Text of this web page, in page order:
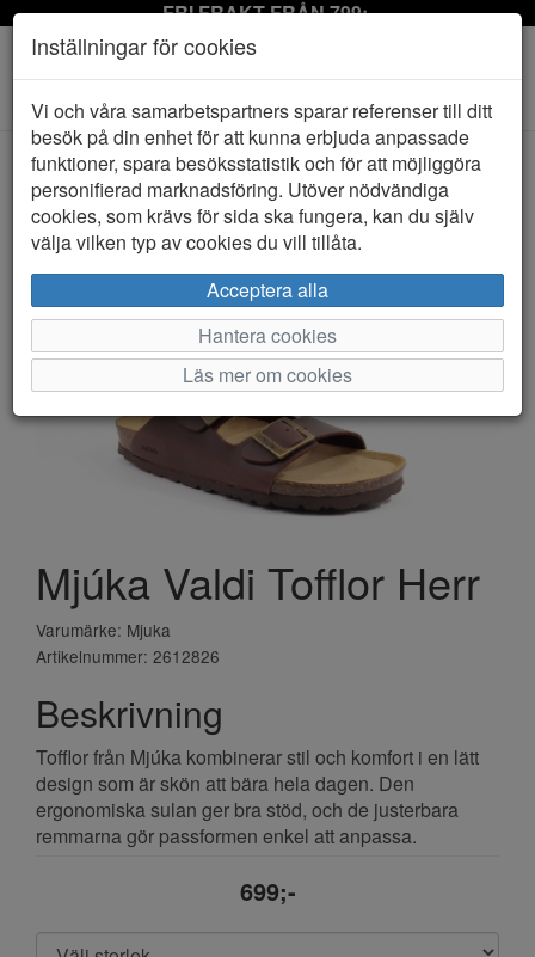
FRI FRAKT FRÅN 799:-
Toggle
navigation
HEM MJUKA
Mjúka Valdi Tofflor Herr
Varumärke: Mjuka
Artikelnummer: 2612826
Beskrivning
Tofflor från Mjúka kombinerar stil och komfort i en lätt
design som är skön att bära hela dagen. Den
ergonomiska sulan ger bra stöd, och de justerbara
remmarna gör passformen enkel att anpassa.
699;-
Inställningar för cookies
Vi och våra samarbetspartners sparar referenser till ditt
besök på din enhet för att kunna erbjuda anpassade
funktioner, spara besöksstatistik och för att möjliggöra
personifierad marknadsföring. Utöver nödvändiga
cookies, som krävs för sida ska fungera, kan du själv
välja vilken typ av cookies du vill tillåta.
Acceptera alla
Hantera cookies
Läs mer om cookies